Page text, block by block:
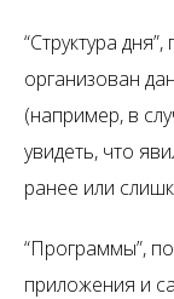
“Структура
организован
(например, в
увидеть, что
ранее или
“Программы”,
приложения и